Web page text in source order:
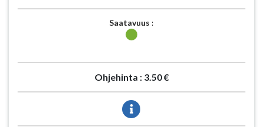
Saatavuus :
Ohjehinta : 3.50 €